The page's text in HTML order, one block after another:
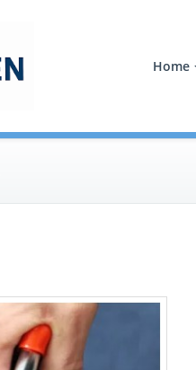
Home